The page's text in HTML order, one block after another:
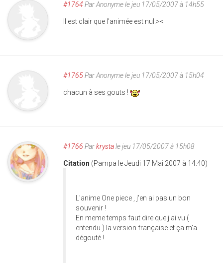
#1764 ParAnonymele jeu 17/05/2007 à 14h55
Il est clair que l'animée est nul.><
#1765ParAnonymele jeu 17/05/2007 à 15h04
chacun à ses gouts !
#1766 Parkrystale jeu 17/05/2007 à 15h08
Citation (Pampa le Jeudi 17 Mai 2007 à 14:40)
L'anime One piece , j'en ai pas un bon
souvenir !
En meme temps faut dire que j'ai vu (
entendu ) la version française et ça m'a
dégouté !